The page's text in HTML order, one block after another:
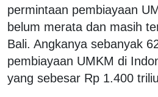
permintaan pembiayaan
belum merata dan masih
Bali. Angkanya sebanyak
pembiayaan UMKM di
yang sebesar Rp 1.400